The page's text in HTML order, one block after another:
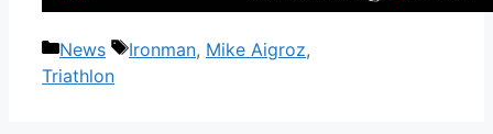
Categories
News Tags
Ironman, Mike Aigroz,
Triathlon